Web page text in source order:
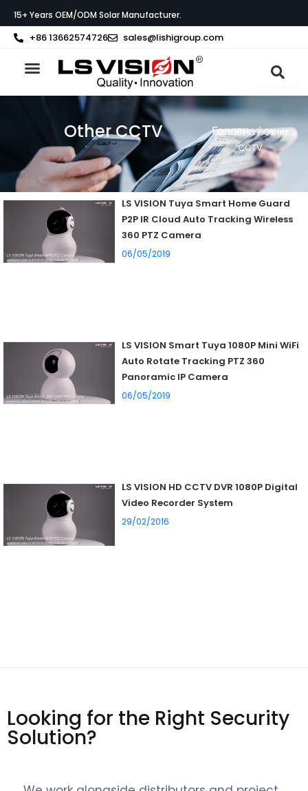
до
вмісту
15+ Years OEM/ODM Solar Manufacturer.
+86 13662574726 sales@lishigroup.com
Other CCTV Головна/ Other
CCTV
LS VISION Tuya Smart Home Guard
P2P IR Cloud Auto Tracking Wireless
360 PTZ Camera
06/05/2019
LS VISION Smart Tuya 1080P Mini WiFi
Auto Rotate Tracking PTZ 360
Panoramic IP Camera
06/05/2019
LS VISION HD CCTV DVR 1080P Digital
Video Recorder System
29/02/2016
Looking for the Right Security
Solution?